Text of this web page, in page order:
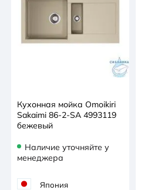
Кухонная мойка Omoikiri
Sakaimi 86-2-SA 4993119
бежевый
Наличие уточняйте у
менеджера
Япония